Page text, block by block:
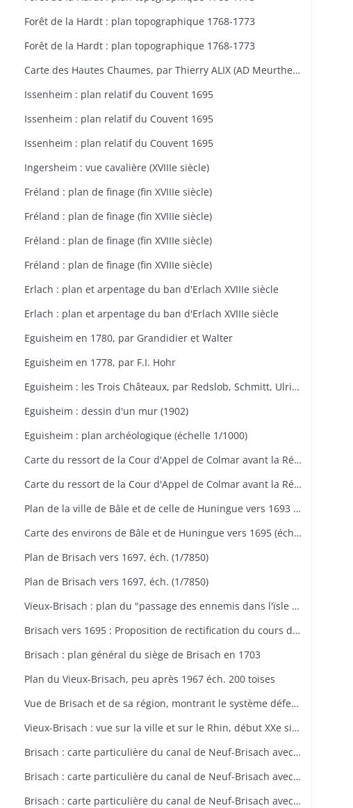
Forêt de la Hardt : plan topographique 1768-1773
Forêt de la Hardt : plan topographique 1768-1773
Carte des Hautes Chaumes, par Thierry ALIX (AD Meurthe-et-Moselle
Issenheim : plan relatif du Couvent 1695
Issenheim : plan relatif du Couvent 1695
Issenheim : plan relatif du Couvent 1695
Ingersheim : vue cavalière (XVIIIe siècle)
Fréland : plan de finage (fin XVIIIe siècle)
Fréland : plan de finage (fin XVIIIe siècle)
Fréland : plan de finage (fin XVIIIe siècle)
Fréland : plan de finage (fin XVIIIe siècle)
Erlach : plan et arpentage du ban d'Erlach XVIIIe siècle
Erlach : plan et arpentage du ban d'Erlach XVIIIe siècle
Eguisheim en 1780, par Grandidier et Walter
Eguisheim en 1778, par F.I. Hohr
Eguisheim : les Trois Châteaux, par Redslob, Schmitt, Ulrich
Eguisheim : dessin d'un mur (1902)
Eguisheim : plan archéologique (échelle 1/1000)
Carte du ressort de la Cour d'Appel de Colmar avant la Réforme de 1959
Carte du ressort de la Cour d'Appel de Colmar avant la Réforme de 1959
Plan de la ville de Bâle et de celle de Huningue vers 1693 (échelle 300 toises)
Carte des environs de Bâle et de Huningue vers 1695 (éch. 1/50000)
Plan de Brisach vers 1697, éch. (1/7850)
Plan de Brisach vers 1697, éch. (1/7850)
Vieux-Brisach : plan du "passage des ennemis dans l'ïsle de Reignack en 1743" (éch. 600 toises)
Brisach vers 1695 : Proposition de rectification du cours du Rhin et digue (éch. 500 toises)
Brisach : plan général du siège de Brisach en 1703
Plan du Vieux-Brisach, peu après 1967 éch. 200 toises
Vue de Brisach et de sa région, montrant le système défensif de la place forte avec têtes de pont sur les nombreuses îsles du Rhin (6/9/1638)
Vieux-Brisach : vue sur la ville et sur le Rhin, début XXe siècle
Brisach : carte particulière du canal de Neuf-Brisach avec ses environs (fin XVIIe siècle)
Brisach : carte particulière du canal de Neuf-Brisach avec ses environs (fin XVIIe siècle)
Brisach : carte particulière du canal de Neuf-Brisach avec ses environs (fin XVIIe siècle)